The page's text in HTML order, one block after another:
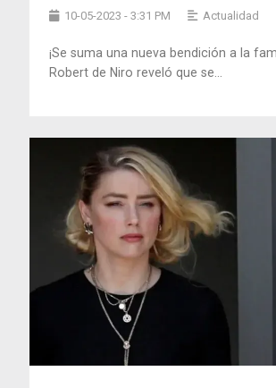
10-05-2023 - 3:31 PM Actualidad
¡Se suma una nueva bendición a la
Robert de Niro reveló que se...